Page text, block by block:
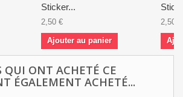
Sticker...
2,50 €
Ajouter au panier
2,50 €
QUI ONT ACHETÉ CE
ÉGALEMENT ACHETÉ...